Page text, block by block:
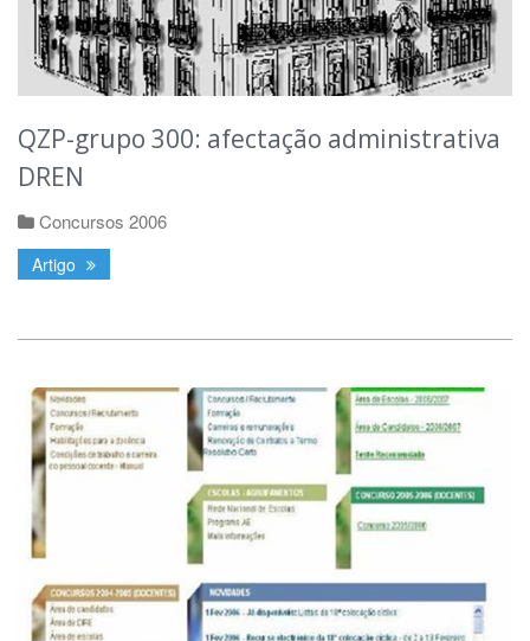
QZP-grupo 300: afectação administrativa
DREN
Concursos 2006
Artigo